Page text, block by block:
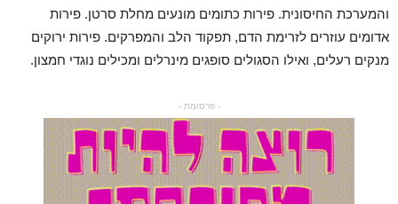
והמערכת החיסונית. פירות כתומים מונעים מחלת סרטן. פירות
אדומים עוזרים לזרימת הדם, תפקוד הלב והמפרקים. פירות ירוקים
מנקים רעלים, ואילו הסגולים סופגים מינרלים ומכילים נוגדי חמצון.
- פרסומת -